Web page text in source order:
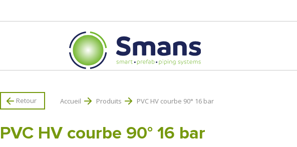
Retour Accueil Produits PVC HV courbe 90° 16 bar
PVC HV courbe 90° 16 bar